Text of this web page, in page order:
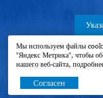
Мы используем файлы
"Яндекс Метрика", чтобы
нашего веб-сайта,
Согласен